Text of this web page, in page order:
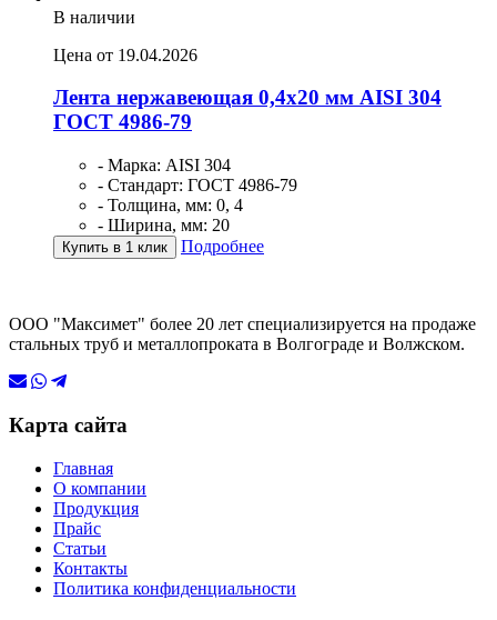
В наличии
Цена от 19.04.2026
Лента нержавеющая 0,4х20 мм AISI 304
ГОСТ 4986-79
- Марка: AISI 304
- Стандарт: ГОСТ 4986-79
- Толщина, мм: 0, 4
- Ширина, мм: 20
Купить в 1 клик Подробнее
ООО "Максимет" более 20 лет специализируется на продаже
стальных труб и металлопроката в Волгограде и Волжском.
Карта сайта
Главная
О компании
Продукция
Прайс
Статьи
Контакты
Политика конфиденциальности